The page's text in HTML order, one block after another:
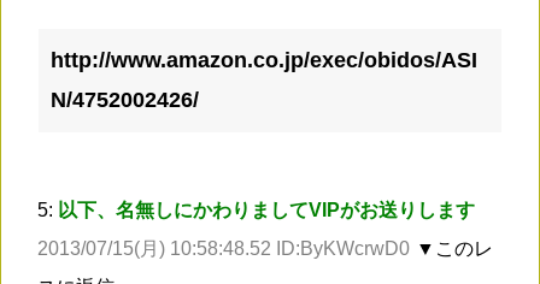
http://www.amazon.co.jp/exec/obidos/ASI
N/4752002426/
5: 以下、名無しにかわりましてVIPがお送りします
2013/07/15(月) 10:58:48.52 ID:ByKWcrwD0 ▼このレ